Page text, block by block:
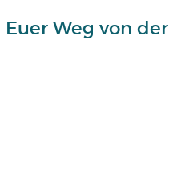
Weg von der